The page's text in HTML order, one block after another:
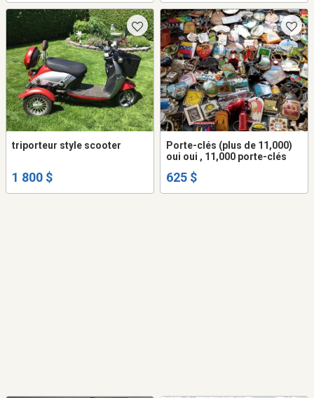
triporteur style scooter
1 800 $
Porte-clés (plus de 11,000)
oui oui , 11,000 porte-clés
625 $